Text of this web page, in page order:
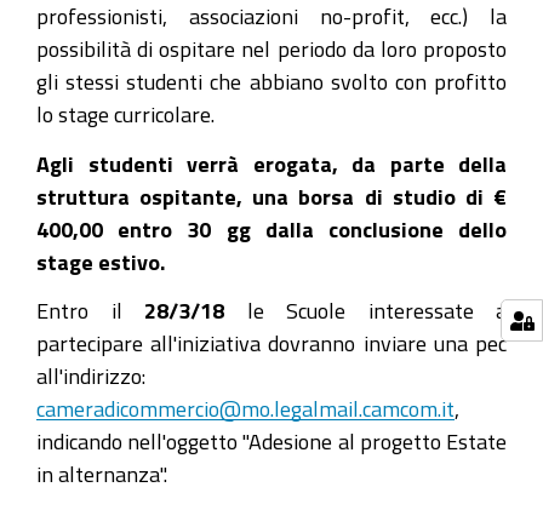
professionisti, associazioni no-profit, ecc.) la
possibilità di ospitare nel periodo da loro proposto
gli stessi studenti che abbiano svolto con profitto
lo stage curricolare.
Agli studenti verrà erogata, da parte della
struttura ospitante, una borsa di studio di €
400,00 entro 30 gg dalla conclusione dello
stage estivo.
Entro il 28/3/18 le Scuole interessate a
partecipare all'iniziativa dovranno inviare una pec
all'indirizzo:
cameradicommercio@mo.legalmail.camcom.it
indicando nell'oggetto "Adesione al progetto Estate
in alternanza".